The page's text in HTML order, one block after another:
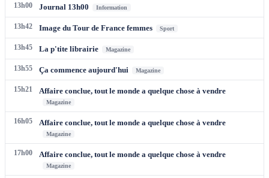
13h00 Journal 13h00 Information
13h42 Image du Tour de France femmes Sport
13h45 La p'tite librairie Magazine
13h55 Ça commence aujourd'hui Magazine
15h21 Affaire conclue, tout le monde a quelque chose à vendre
Magazine
16h05 Affaire conclue, tout le monde a quelque chose à vendre
Magazine
17h00 Affaire conclue, tout le monde a quelque chose à vendre
Magazine